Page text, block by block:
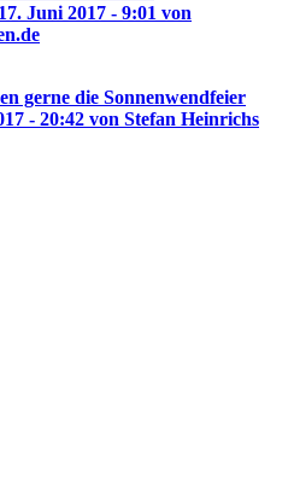
17. Juni 2017 - 9:01 von
gerne die Sonnenwendfeier
- 20:42 von Stefan Heinrichs